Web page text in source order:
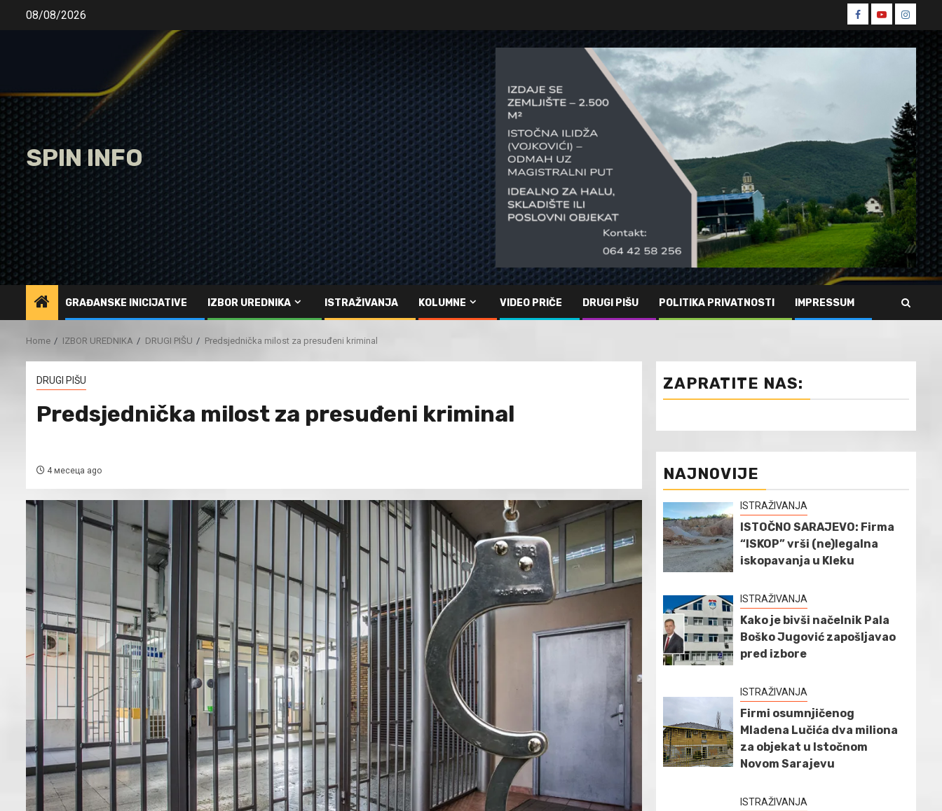
08/08/2026
Spin
Facebook
Spin
Youtube
Spin
SPIN INFO
GRAĐANSKE INICIJATIVE IZBOR UREDNIKA ISTRAŽIVANJA KOLUMNE VIDEO PRIČE DRUGI PIŠU POLITIKA PRIVATNOSTI IMPRESSUM
Home IZBOR UREDNIKA DRUGI PIŠU Predsjednička milost za presuđeni kriminal
DRUGI PIŠU
Predsjednička milost za presuđeni kriminal
4 месеца ago
ZAPRATITE NAS:
NAJNOVIJE
ISTRAŽIVANJA
ISTOČNO SARAJEVO: Firma
“ISKOP” vrši (ne)legalna
iskopavanja u Kleku
ISTRAŽIVANJA
Kako je bivši načelnik Pala
Boško Jugović zapošljavao
pred izbore
ISTRAŽIVANJA
Firmi osumnjičenog
Mladena Lučića dva miliona
za objekat u Istočnom
Novom Sarajevu
ISTRAŽIVANJA